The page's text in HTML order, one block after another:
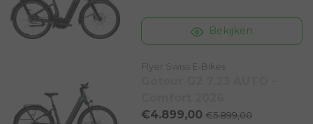
Bekijken
Flyer Swiss E-Bikes
€4.899,00 €5.899,00